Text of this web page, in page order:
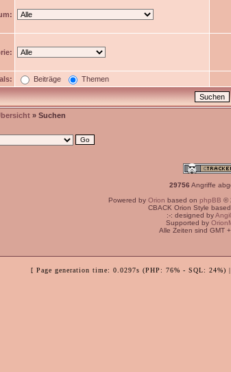
Beiträge Themen
» Suchen
29756 Angriffe
Powered by Orion based on phpBB ©
CBACK Orion Style
:-: designed by
Supported by
Alle Zeiten sind GMT
[ Page generation time: 0.0297s (PHP: 76% - SQL: